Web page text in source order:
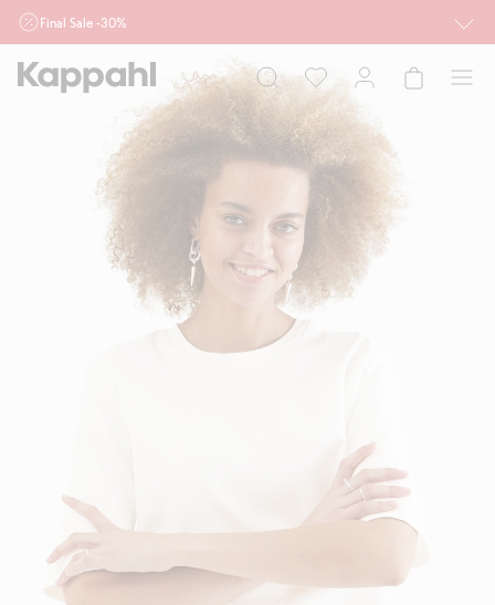
Final Sale -30%
działu outlet do 10.8 w sklepach Kappahl i Newbie oraz na kappahl.com. Ofert
nie łączymy
Mężczyzna Dziecko
Niemowlę